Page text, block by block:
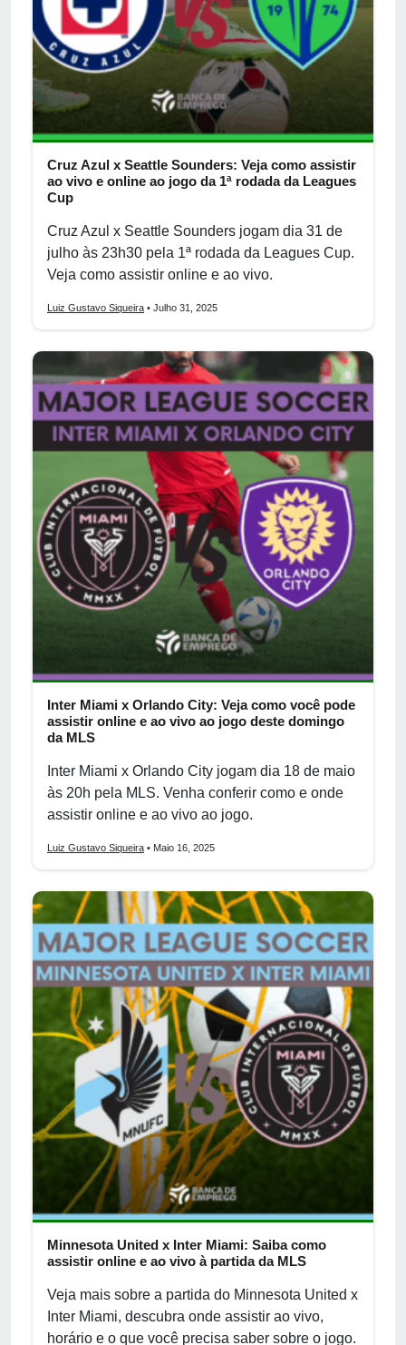
Cruz Azul x Seattle Sounders: Veja como assistir
ao vivo e online ao jogo da 1ª rodada da Leagues
Cup
Cruz Azul x Seattle Sounders jogam dia 31 de
julho às 23h30 pela 1ª rodada da Leagues Cup.
Veja como assistir online e ao vivo.
Luiz Gustavo Siqueira • Julho 31, 2025
Inter Miami x Orlando City: Veja como você pode
assistir online e ao vivo ao jogo deste domingo
da MLS
Inter Miami x Orlando City jogam dia 18 de maio
às 20h pela MLS. Venha conferir como e onde
assistir online e ao vivo ao jogo.
Luiz Gustavo Siqueira • Maio 16, 2025
Minnesota United x Inter Miami: Saiba como
assistir online e ao vivo à partida da MLS
Veja mais sobre a partida do Minnesota United x
Inter Miami, descubra onde assistir ao vivo,
horário e o que você precisa saber sobre o jogo.